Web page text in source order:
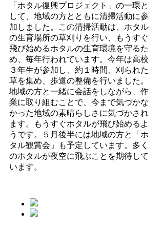
「ホタル復興プロジェクト」の一環と
して、地域の方とともに清掃活動に参
加しました。この清掃活動は、ホタル
の生育場所の草刈りを行い、もうすぐ
飛び始めるホタルの生育環境を守るた
め、毎年行われています。今年は高校
３年生が参加し、約１時間、刈られた
草を集め、歩道の整備を行いました。
地域の方と一緒に会話をしながら、作
業に取り組むことで、今まで気づかな
かった地域の素晴らしさに気づかされ
ます。もうすぐホタルが飛び始めるよ
うです。５月後半には地域の方と「ホ
タル観賞会」も予定しています。多く
のホタルが夜空に飛ぶことを期待して
います。